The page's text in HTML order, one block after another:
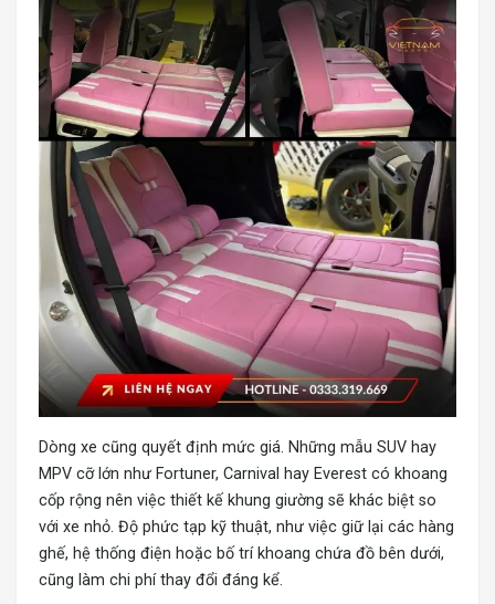
Dòng xe cũng quyết định mức giá. Những mẫu SUV hay
MPV cỡ lớn như Fortuner, Carnival hay Everest có khoang
cốp rộng nên việc thiết kế khung giường sẽ khác biệt so
với xe nhỏ. Độ phức tạp kỹ thuật, như việc giữ lại các hàng
ghế, hệ thống điện hoặc bố trí khoang chứa đồ bên dưới,
cũng làm chi phí thay đổi đáng kể.